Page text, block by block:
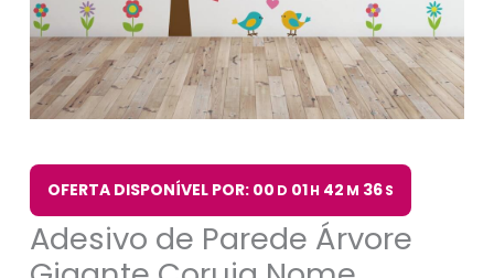
OFERTA DISPONÍVEL POR: 00 D 01H 42 M 35S
Adesivo de Parede Árvore